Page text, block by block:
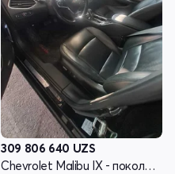
309 806 640 UZS
Chevrolet Malibu IX - поколение рестайлинг